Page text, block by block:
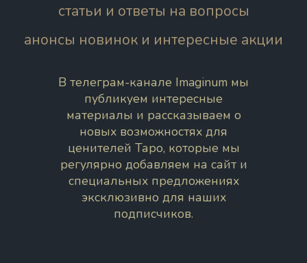
статьи и ответы на вопросы
анонсы новинок и интересные акции
В телеграм-канале Imaginum мы
публикуем интересные
материалы и рассказываем о
новых возможностях для
ценителей Таро, которые мы
регулярно добавляем на сайт и
специальных предложениях
эксклюзивно для наших
подписчиков.